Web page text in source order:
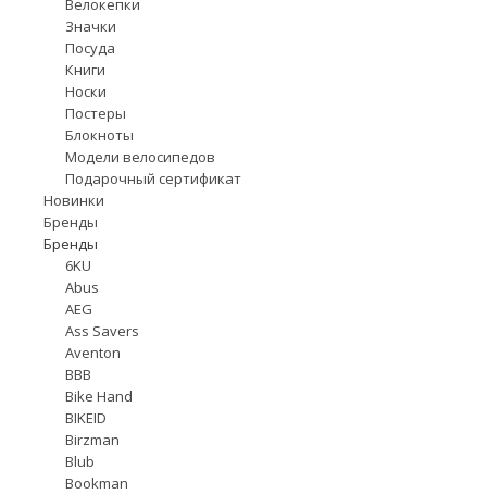
Велокепки
Значки
Посуда
Книги
Носки
Постеры
Блокноты
Модели велосипедов
Подарочный сертификат
Новинки
Бренды
Бренды
6KU
Abus
AEG
Ass Savers
Aventon
BBB
Bike Hand
BIKEID
Birzman
Blub
Bookman